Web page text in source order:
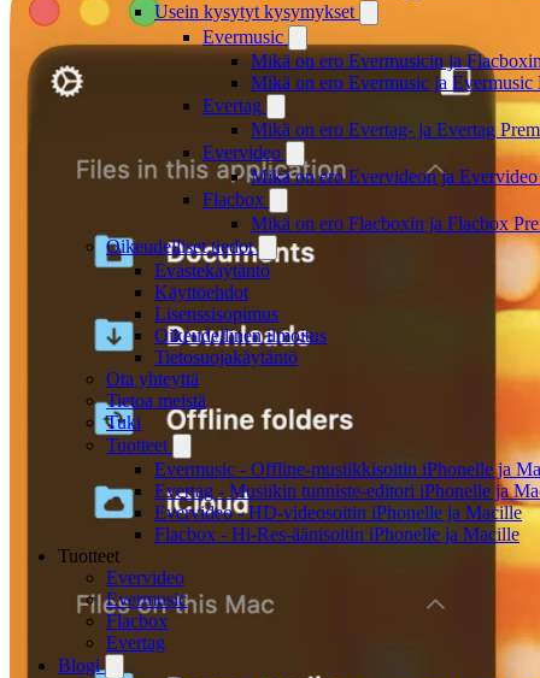
Usein kysytyt kysymykset
Evermusic
Mikä on ero Evermusicin ja
Mikä on ero Evermusic ja
Evertag
Mikä on ero Evertag- ja Evertag
Evervideo
Mikä on ero Evervideon ja
Flacbox
Mikä on ero Flacboxin ja Flacbox
Oikeudelliset tiedot
Evästekäytäntö
Käyttöehdot
Lisenssisopimus
Oikeudellinen ilmoitus
Tietosuojakäytäntö
Ota yhteyttä
Tietoa meistä
Tuki
Tuotteet
Evermusic - Offline-musiikkisoitin iPhonelle ja
Evertag - Musiikin tunniste-editori iPhonelle ja
Evervideo - HD-videosoitin iPhonelle ja Macille
Flacbox - Hi-Res-äänisoitin iPhonelle ja Macille
Tuotteet
Evervideo
Evermusic
Flacbox
Evertag
Blogi